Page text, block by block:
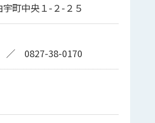
町中央１-２-２５
／ 0827-38-0170